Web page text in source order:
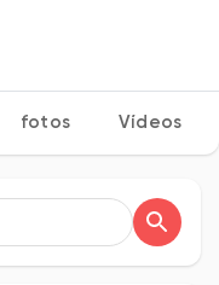
fotos Vídeos